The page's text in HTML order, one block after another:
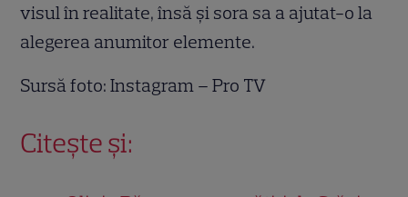
visul în realitate, însă și sora sa a ajutat-o la
alegerea anumitor elemente.
Sursă foto: Instagram – Pro TV
Citește și: